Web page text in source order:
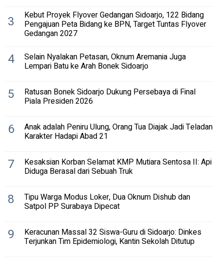
3 Kebut Proyek Flyover Gedangan Sidoarjo, 122 Bidang
Pengajuan Peta Bidang ke BPN, Target Tuntas Flyover
Gedangan 2027
4 Selain Nyalakan Petasan, Oknum Aremania Juga
Lempari Batu ke Arah Bonek Sidoarjo
5 Ratusan Bonek Sidoarjo Dukung Persebaya di Final
Piala Presiden 2026
6 Anak adalah Peniru Ulung, Orang Tua Diajak Jadi Teladan
Karakter Hadapi Abad 21
7 Kesaksian Korban Selamat KMP Mutiara Sentosa II: Api
Diduga Berasal dari Sebuah Truk
8 Tipu Warga Modus Loker, Dua Oknum Dishub dan
Satpol PP Surabaya Dipecat
9 Keracunan Massal 32 Siswa-Guru di Sidoarjo: Dinkes
Terjunkan Tim Epidemiologi, Kantin Sekolah Ditutup